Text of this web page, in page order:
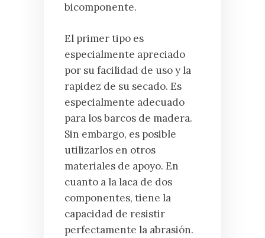
bicomponente.
El primer tipo es
especialmente apreciado
por su facilidad de uso y la
rapidez de su secado. Es
especialmente adecuado
para los barcos de madera.
Sin embargo, es posible
utilizarlos en otros
materiales de apoyo. En
cuanto a la laca de dos
componentes, tiene la
capacidad de resistir
perfectamente la abrasión.